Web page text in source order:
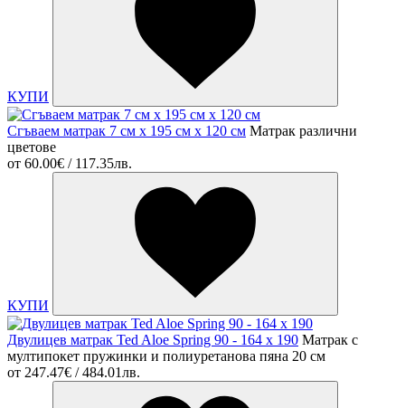
КУПИ
Сгъваем матрак 7 см x 195 см х 120 см Матрак различни
цветове
от 60.00€ / 117.35лв.
КУПИ
Двулицев матрак Ted Aloe Spring 90 - 164 х 190 Матрак с
мултипокет пружинки и полиуретaнова пяна 20 см
от 247.47€ / 484.01лв.